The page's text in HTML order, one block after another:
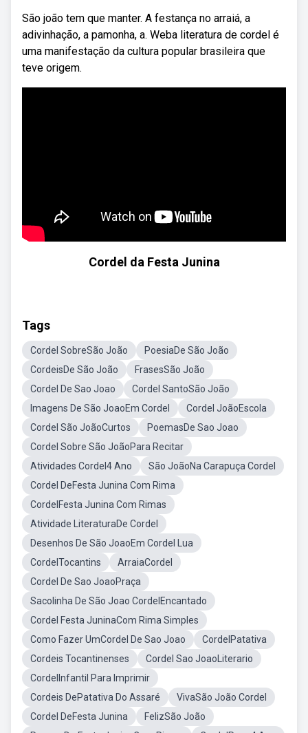
São joão tem que manter. A festança no arraiá, a
adivinhação, a pamonha, a. Weba literatura de cordel é
uma manifestação da cultura popular brasileira que
teve origem.
Cordel da Festa Junina
Tags
Cordel SobreSão João
PoesiaDe São João
CordeisDe São João
FrasesSão João
Cordel De Sao Joao
Cordel SantoSão João
Imagens De São JoaoEm Cordel
Cordel JoãoEscola
Cordel São JoãoCurtos
PoemasDe Sao Joao
Cordel Sobre São JoãoPara Recitar
Atividades Cordel4 Ano
São JoãoNa Carapuça Cordel
Cordel DeFesta Junina Com Rima
CordelFesta Junina Com Rimas
Atividade LiteraturaDe Cordel
Desenhos De São JoaoEm Cordel Lua
CordelTocantins
ArraiaCordel
Cordel De Sao JoaoPraça
Sacolinha De São Joao CordelEncantado
Cordel Festa JuninaCom Rima Simples
Como Fazer UmCordel De Sao Joao
CordelPatativa
Cordeis Tocantinenses
Cordel Sao JoaoLiterario
CordelInfantil Para Imprimir
Cordeis DePatativa Do Assaré
VivaSão João Cordel
Cordel DeFesta Junina
FelizSão João